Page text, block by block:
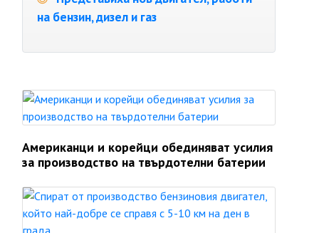
на бензин, дизел и газ
Американци и корейци обединяват усилия
за производство на твърдотелни батерии